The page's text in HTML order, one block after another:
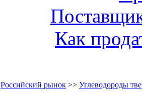
Как
Российский рынок >> Углеводороды